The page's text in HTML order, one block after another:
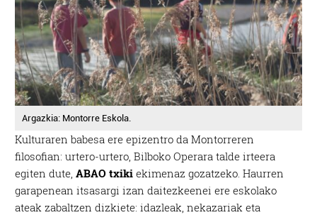
Argazkia: Montorre Eskola.
Kulturaren babesa ere epizentro da Montorreren
filosofian: urtero-urtero, Bilboko Operara talde irteera
egiten dute, ABAO txiki ekimenaz gozatzeko. Haurren
garapenean itsasargi izan daitezkeenei ere eskolako
ateak zabaltzen dizkiete: idazleak, nekazariak eta